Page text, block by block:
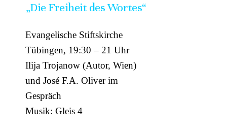
„Die Freiheit des Wortes“
Evangelische Stiftskirche
Tübingen, 19:30 – 21 Uhr
Ilija Trojanow (Autor, Wien)
und José F.A. Oliver im
Gespräch
Musik: Gleis 4